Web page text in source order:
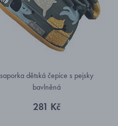
saporka dětská čepice s pejsky
bavlněná
281 Kč